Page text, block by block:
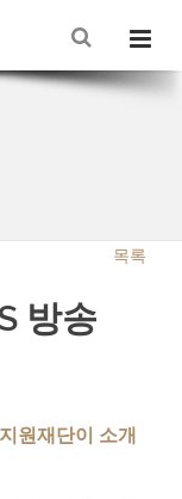
목록
방송
원재단이 소개